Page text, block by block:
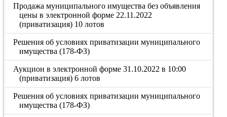
Продажа муниципального имущества без объявления
цены в электронной форме 22.11.2022
(приватизация) 10 лотов
Решения об условиях приватизации муниципального
имущества (178-ФЗ)
Аукцион в электронной форме 31.10.2022 в 10:00
(приватизация) 6 лотов
Решения об условиях приватизации муниципального
имущества (178-ФЗ)